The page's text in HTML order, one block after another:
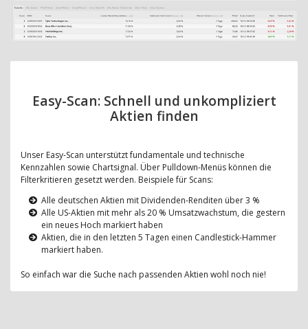
Easy-Scan: Schnell und unkompliziert
Aktien finden
Unser Easy-Scan unterstützt fundamentale und technische
Kennzahlen sowie Chartsignal. Über Pulldown-Menüs können die
Filterkritieren gesetzt werden. Beispiele für Scans:
Alle deutschen Aktien mit Dividenden-Renditen über 3 %
Alle US-Aktien mit mehr als 20 % Umsatzwachstum, die gestern
ein neues Hoch markiert haben
Aktien, die in den letzten 5 Tagen einen Candlestick-Hammer
markiert haben.
So einfach war die Suche nach passenden Aktien wohl noch nie!